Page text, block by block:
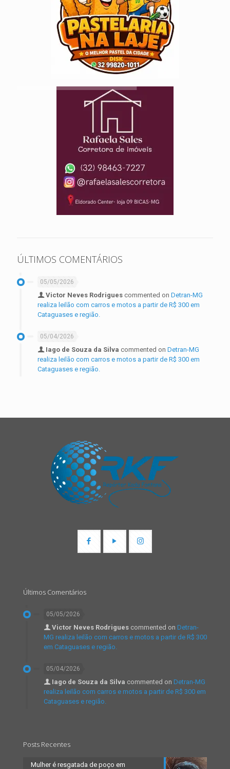
ÚLTIMOS COMENTÁRIOS
05/05/2026
Victor Neves Rodrigues commented on Detran-MG
realiza leilão com carros e motos a partir de R$ 300 em
Cataguases e região.
05/04/2026
Iago de Souza da Silva commented on Detran-MG
realiza leilão com carros e motos a partir de R$ 300 em
Cataguases e região.
Últimos Comentários
05/05/2026
Victor Neves Rodrigues commented on Detran-
MG realiza leilão com carros e motos a partir de R$ 300
em Cataguases e região.
05/04/2026
Iago de Souza da Silva commented on Detran-MG
realiza leilão com carros e motos a partir de R$ 300 em
Cataguases e região.
Posts Recentes
Mulher é resgatada de poço em